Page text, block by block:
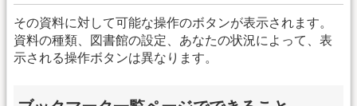
その資料に対して可能な操作のボタンが表示されます。
資料の種類、図書館の設定、あなたの状況によって、表
示される操作ボタンは異なります。